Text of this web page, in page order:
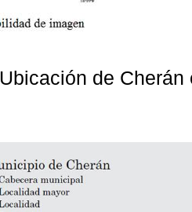
Ubicación de